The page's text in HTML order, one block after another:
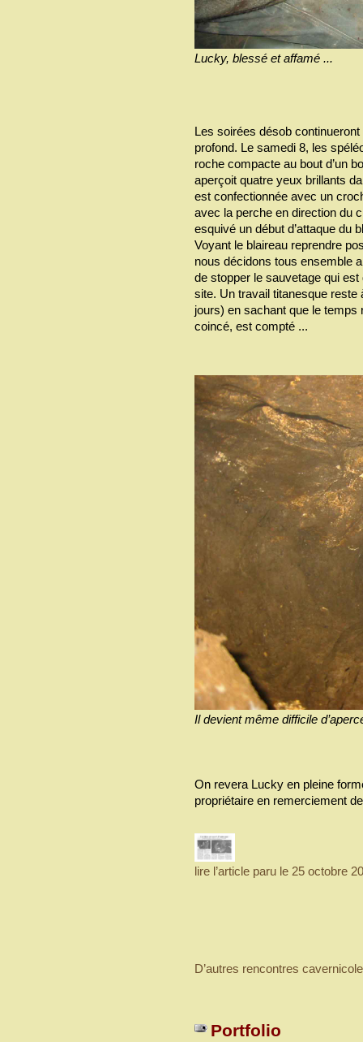
Lucky, blessé et affamé ...
Les soirées désob
profond. Le samedi 8, les
roche compacte au bout d’un
aperçoit quatre yeux brillants
est confectionnée avec un
avec la perche en direction du
esquivé un début d’attaque du
Voyant le blaireau reprendre
nous décidons tous ensemble
de stopper le sauvetage qui
site. Un travail titanesque
jours) en sachant que le
coincé, est compté ...
Il devient même difficile
On revera Lucky en pleine
propriétaire en remerciement
lire l’article paru le 25 octobre
D’autres rencontres
Portfolio